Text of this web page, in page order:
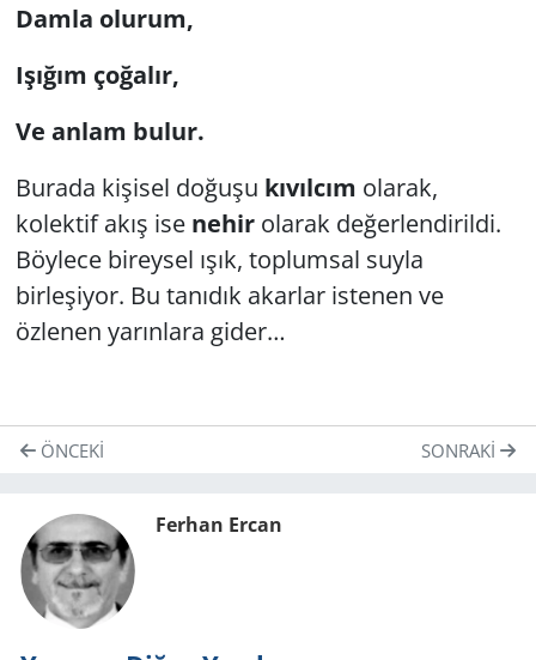
Damla olurum,
Işığım çoğalır,
Ve anlam bulur.
Burada kişisel doğuşu kıvılcım olarak,
kolektif akış ise nehirolarak değerlendirildi.
Böylece bireysel ışık, toplumsal suyla
birleşiyor. Bu tanıdık akarlar istenen ve
özlenen yarınlara gider…
ÖNCEKI SONRAKI
Ferhan Ercan